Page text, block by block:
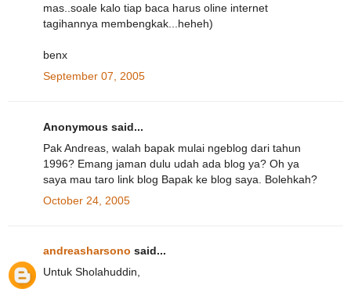
mas..soale kalo tiap baca harus oline internet
tagihannya membengkak...heheh)
benx
September 07, 2005
Anonymous said...
Pak Andreas, walah bapak mulai ngeblog dari tahun
1996? Emang jaman dulu udah ada blog ya? Oh ya
saya mau taro link blog Bapak ke blog saya. Bolehkah?
October 24, 2005
andreasharsono said...
Untuk Sholahuddin,